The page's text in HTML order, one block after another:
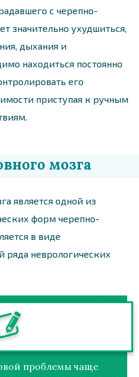
с черепно-
значительно ухудшиться,
дыхания и
находиться постоянно
его
приступая к ручным
мозга
является одной из
форм черепно-
в виде
ряда неврологических
проблемы чаще